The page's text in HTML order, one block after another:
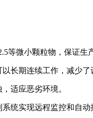
等微小颗粒物，保证生
长期连续工作，减少了
适应恶劣环境。
统实现远程监控和自动